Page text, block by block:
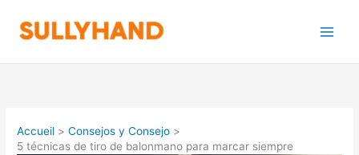
contenu
Accueil
Consejos y Consejo
5 técnicas de tiro de balonmano para marcar siempre